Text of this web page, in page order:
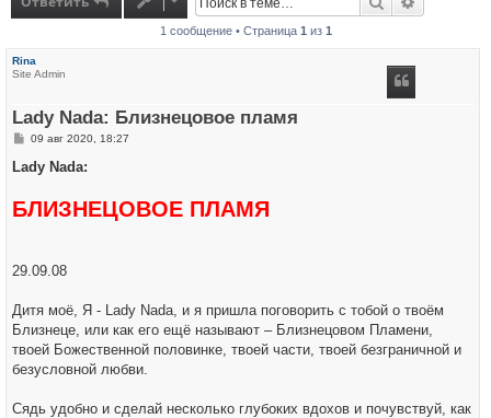
1 сообщение • Страница 1 из 1
Rina
Site Admin
Lady Nada: Близнецовое пламя
С
о
е
н
09 авг 2020, 18:27
Lady Nada:
БЛИЗНЕЦОВОЕ ПЛАМЯ
29.09.08
Дитя моё, Я - Lady Nada, и я пришла поговорить с тобой о твоём
Близнеце, или как его ещё называют – Близнецовом Пламени,
твоей Божественной половинке, твоей части, твоей безграничной и
безусловной любви.
Сядь удобно и сделай несколько глубоких вдохов и почувствуй, как